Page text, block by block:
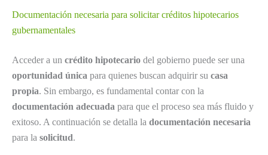
Documentación necesaria para solicitar créditos hipotecarios
gubernamentales
Acceder a un crédito hipotecario del gobierno puede ser una
oportunidad única para quienes buscan adquirir su casa
propia. Sin embargo, es fundamental contar con la
documentación adecuada para que el proceso sea más fluido y
exitoso. A continuación se detalla la documentación necesaria
para la solicitud.